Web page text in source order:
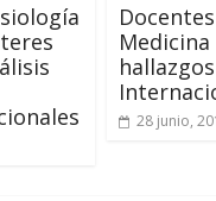
28 junio,